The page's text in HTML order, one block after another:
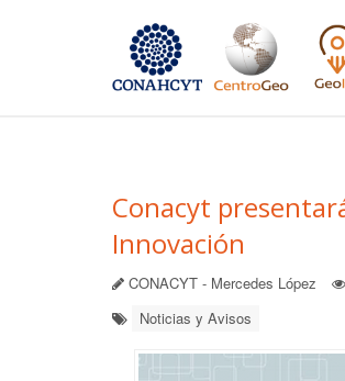
Conacyt
Innovación
CONACYT - Mercedes López
Noticias y Avisos